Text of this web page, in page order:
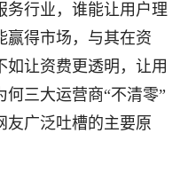
务行业，谁能让用户理
赢得市场，与其在资
如让资费更透明，让用
三大运营商“不清零”
友广泛吐槽的主要原